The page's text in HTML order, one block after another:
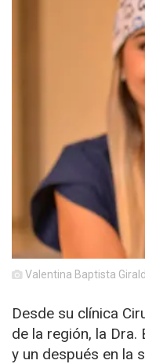
Valentina Baptista
Desde su clínica
de la región, la
y un después en la